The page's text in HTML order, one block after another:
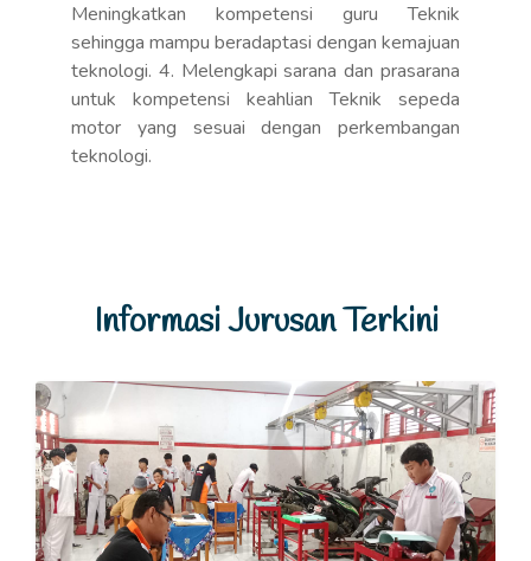
Meningkatkan kompetensi guru Teknik
sehingga mampu beradaptasi dengan kemajuan
teknologi. 4. Melengkapi sarana dan prasarana
untuk kompetensi keahlian Teknik sepeda
motor yang sesuai dengan perkembangan
teknologi.
Informasi Jurusan Terkini